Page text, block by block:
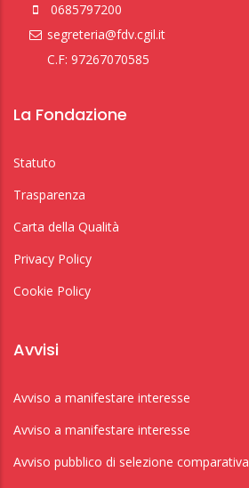
0685797200
segreteria@fdv.cgil.it
C.F: 97267070585
La Fondazione
Statuto
Trasparenza
Carta della Qualità
Privacy Policy
Cookie Policy
Avvisi
Avviso a manifestare interesse
Avviso a manifestare interesse
Avviso pubblico di selezione comparativa